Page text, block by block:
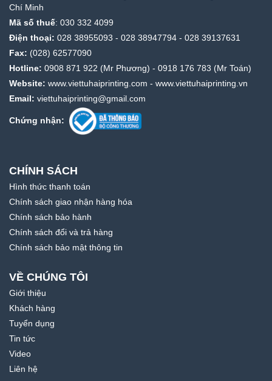
Chí Minh
Mã số thuế: 030 332 4099
Điện thoại: 028 38955093 - 028 38947794 - 028 39137631
Fax: (028) 62577090
Hotline: 0908 871 922 (Mr Phương) - 0918 176 783 (Mr Toán)
Website: www.viettuhaiprinting.com - www.viettuhaiprinting.vn
Email: viettuhaiprinting@gmail.com
Chứng nhận:
CHÍNH SÁCH
Hình thức thanh toán
Chính sách giao nhận hàng hóa
Chính sách bảo hành
Chính sách đổi và trả hàng
Chính sách bảo mật thông tin
VỀ CHÚNG TÔI
Giới thiệu
Khách hàng
Tuyển dụng
Tin tức
Video
Liên hệ